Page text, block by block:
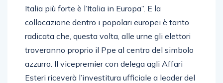
Italia più forte è l’Italia in Europa”. E la
collocazione dentro i popolari europei è tanto
radicata che, questa volta, alle urne gli elettori
troveranno proprio il Ppe al centro del simbolo
azzurro. Il vicepremier con delega agli Affari
Esteri riceverà l’investitura ufficiale a leader del